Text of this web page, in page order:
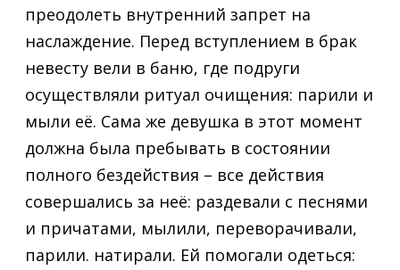
преодолеть внутренний запрет на
наслаждение. Перед вступлением в брак
невесту вели в баню, где подруги
осуществляли ритуал очищения: парили и
мыли её. Сама же девушка в этот момент
должна была пребывать в состоянии
полного бездействия – все действия
совершались за неё: раздевали с песнями
и причатами, мылили, переворачивали,
парили. натирали. Ей помогали одеться: